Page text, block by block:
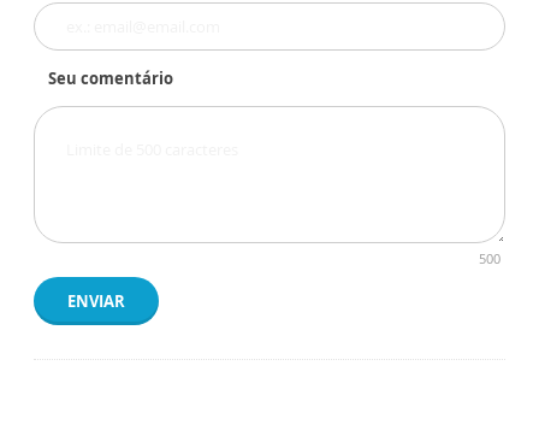
Seu comentário
500
ENVIAR